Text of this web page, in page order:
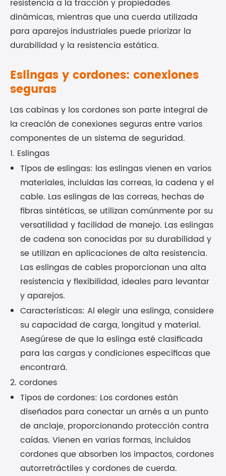
resistencia a la tracción y propiedades
dinámicas, mientras que una cuerda utilizada
para aparejos industriales puede priorizar la
durabilidad y la resistencia estática.
Eslingas y cordones: conexiones
seguras
Las cabinas y los cordones son parte integral de
la creación de conexiones seguras entre varios
componentes de un sistema de seguridad.
1. Eslingas
Tipos de eslingas: las eslingas vienen en varios
materiales, incluidas las correas, la cadena y el
cable. Las eslingas de las correas, hechas de
fibras sintéticas, se utilizan comúnmente por su
versatilidad y facilidad de manejo. Las eslingas
de cadena son conocidas por su durabilidad y
se utilizan en aplicaciones de alta resistencia.
Las eslingas de cables proporcionan una alta
resistencia y flexibilidad, ideales para levantar
y aparejos.
Características: Al elegir una eslinga, considere
su capacidad de carga, longitud y material.
Asegúrese de que la eslinga esté clasificada
para las cargas y condiciones específicas que
encontrará.
2. cordones
Tipos de cordones: Los cordones están
diseñados para conectar un arnés a un punto
de anclaje, proporcionando protección contra
caídas. Vienen en varias formas, incluidos
cordones que absorben los impactos, cordones
autorretráctiles y cordones de cuerda.